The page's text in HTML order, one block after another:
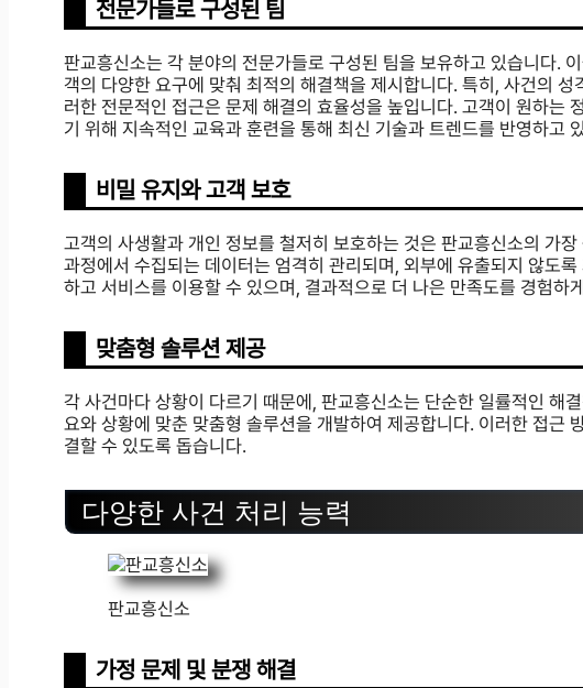
전문가들로 구성된 팀
판교흥신소는 각 분야의 전문가들로 구성된 팀을 보유하고 있습니다.
객의 다양한 요구에 맞춰 최적의 해결책을 제시합니다. 특히, 사건의 성
러한 전문적인 접근은 문제 해결의 효율성을 높입니다. 고객이 원하는
기 위해 지속적인 교육과 훈련을 통해 최신 기술과 트렌드를 반영하고
비밀 유지와 고객 보호
고객의 사생활과 개인 정보를 철저히 보호하는 것은 판교흥신소의 가
과정에서 수집되는 데이터는 엄격히 관리되며, 외부에 유출되지 않도
하고 서비스를 이용할 수 있으며, 결과적으로 더 나은 만족도를 경험하
맞춤형 솔루션 제공
각 사건마다 상황이 다르기 때문에, 판교흥신소는 단순한 일률적인 해
요와 상황에 맞춘 맞춤형 솔루션을 개발하여 제공합니다. 이러한 접근
결할 수 있도록 돕습니다.
다양한 사건 처리 능력
판교흥신소
가정 문제 및 분쟁 해결